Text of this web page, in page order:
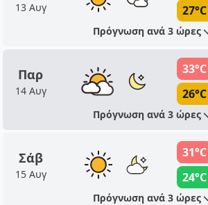
13 Αυγ
27°C
Πρόγνωση ανά 3 ώρες
Παρ
14 Αυγ
33°C
26°C
Πρόγνωση ανά 3 ώρες
Σάβ
15 Αυγ
31°C
24°C
Πρόγνωση ανά 3 ώρες